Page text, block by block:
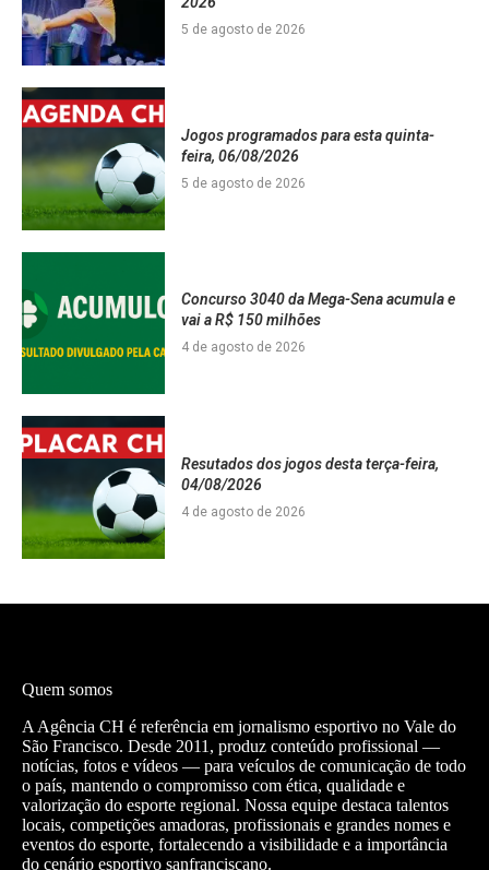
5 de agosto de 2026
Jogos programados para esta quinta-
feira, 06/08/2026
5 de agosto de 2026
Concurso 3040 da Mega-Sena acumula e
vai a R$ 150 milhões
4 de agosto de 2026
Resutados dos jogos desta terça-feira,
04/08/2026
4 de agosto de 2026
Quem somos
A Agência CH é referência em jornalismo esportivo no Vale do
São Francisco. Desde 2011, produz conteúdo profissional —
notícias, fotos e vídeos — para veículos de comunicação de todo
o país, mantendo o compromisso com ética, qualidade e
valorização do esporte regional. Nossa equipe destaca talentos
locais, competições amadoras, profissionais e grandes nomes e
eventos do esporte, fortalecendo a visibilidade e a importância
do cenário esportivo sanfranciscano.